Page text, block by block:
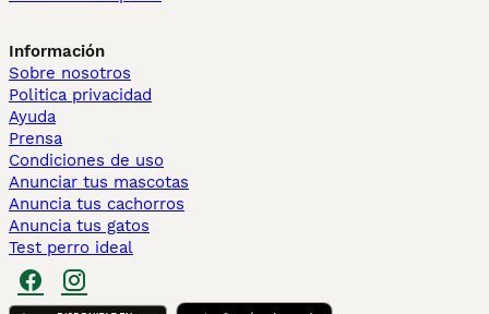
Información
Sobre nosotros
Politica privacidad
Ayuda
Prensa
Condiciones de uso
Anunciar tus mascotas
Anuncia tus cachorros
Anuncia tus gatos
Test perro ideal